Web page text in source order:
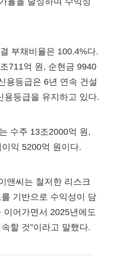
부채비율은 100.4%다.
711억 원, 순현금 9940
용등급은 6년 연속 건설
용등급을 유지하고 있다.
수주 13조2000억 원,
익 5200억 원이다.
앤씨는 철저한 리스크
기반으로 수익성이 담
이어가면서 2025년에도
할 것”이라고 말했다.